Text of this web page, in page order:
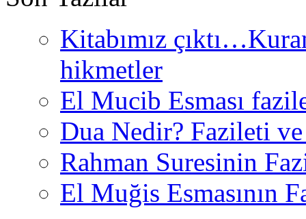
Kitabımız
hikmetler
El Mucib Esması
Dua Nedir? Fazileti
Rahman Suresinin
El Muğis Esmasının